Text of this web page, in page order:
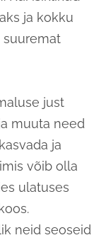
ja kokku
suuremat
just
muuta need
ja
võib olla
ulatuses
neid seoseid